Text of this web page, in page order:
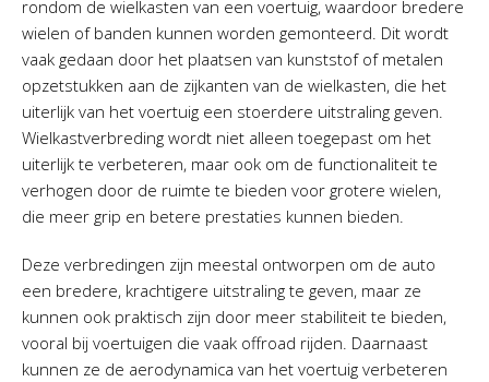
rondom de wielkasten van een voertuig, waardoor bredere
wielen of banden kunnen worden gemonteerd. Dit wordt
vaak gedaan door het plaatsen van kunststof of metalen
opzetstukken aan de zijkanten van de wielkasten, die het
uiterlijk van het voertuig een stoerdere uitstraling geven.
Wielkastverbreding wordt niet alleen toegepast om het
uiterlijk te verbeteren, maar ook om de functionaliteit te
verhogen door de ruimte te bieden voor grotere wielen,
die meer grip en betere prestaties kunnen bieden.
Deze verbredingen zijn meestal ontworpen om de auto
een bredere, krachtigere uitstraling te geven, maar ze
kunnen ook praktisch zijn door meer stabiliteit te bieden,
vooral bij voertuigen die vaak offroad rijden. Daarnaast
kunnen ze de aerodynamica van het voertuig verbeteren